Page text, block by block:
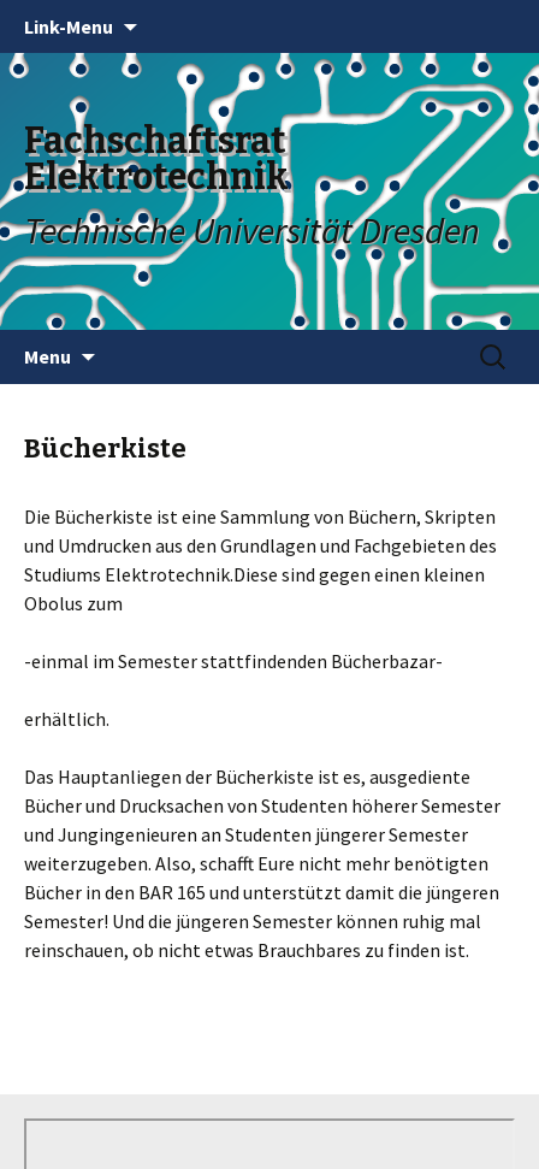
Link-Menu
Fachschaftsrat
Elektrotechnik
Technische Universität Dresden
Menu
Search
for:
Bücherkiste
Die Bücherkiste ist eine Sammlung von Büchern, Skripten
und Umdrucken aus den Grundlagen und Fachgebieten des
Studiums Elektrotechnik.Diese sind gegen einen kleinen
Obolus zum
-einmal im Semester stattfindenden Bücherbazar-
erhältlich.
Das Hauptanliegen der Bücherkiste ist es, ausgediente
Bücher und Drucksachen von Studenten höherer Semester
und Jungingenieuren an Studenten jüngerer Semester
weiterzugeben. Also, schafft Eure nicht mehr benötigten
Bücher in den BAR 165 und unterstützt damit die jüngeren
Semester! Und die jüngeren Semester können ruhig mal
reinschauen, ob nicht etwas Brauchbares zu finden ist.